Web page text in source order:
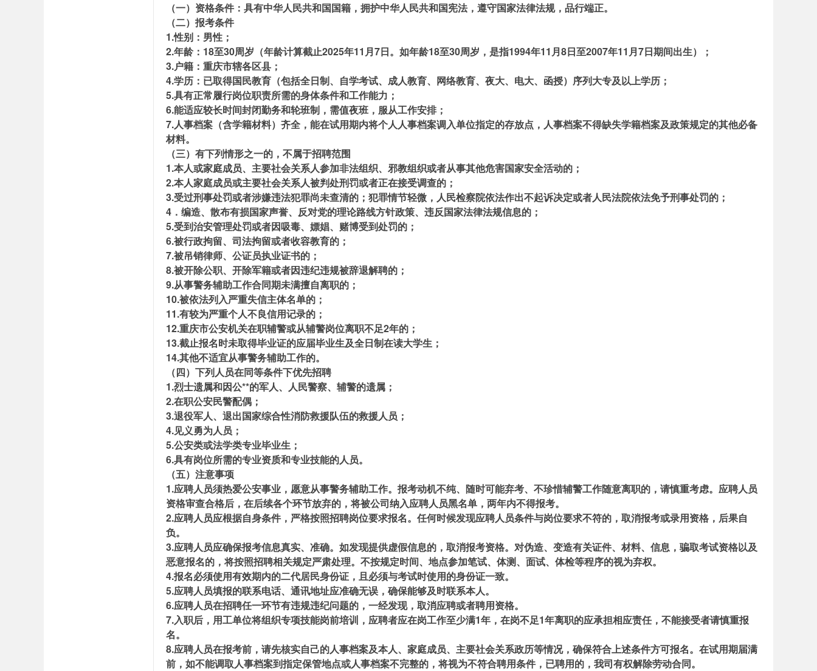
（一）资格条件：具有中华人民共和国国籍，拥护中华人民共和国宪法，遵守国家法律法规，品行端正。
（二）报考条件
1.性别：男性；
2.年龄：18至30周岁（年龄计算截止2025年11月7日。如年龄18至30周岁，是指1994年11月8日至2007年11月7日期间出生）；
3.户籍：重庆市辖各区县；
4.学历：已取得国民教育（包括全日制、自学考试、成人教育、网络教育、夜大、电大、函授）序列大专及以上学历；
5.具有正常履行岗位职责所需的身体条件和工作能力；
6.能适应较长时间封闭勤务和轮班制，需值夜班，服从工作安排；
7.人事档案（含学籍材料）齐全，能在试用期内将个人人事档案调入单位指定的存放点，人事档案不得缺失学籍档案及政策规定的其他必备
材料。
（三）有下列情形之一的，不属于招聘范围
1.本人或家庭成员、主要社会关系人参加非法组织、邪教组织或者从事其他危害国家安全活动的；
2.本人家庭成员或主要社会关系人被判处刑罚或者正在接受调查的；
3.受过刑事处罚或者涉嫌违法犯罪尚未查清的；犯罪情节轻微，人民检察院依法作出不起诉决定或者人民法院依法免予刑事处罚的；
4．编造、散布有损国家声誉、反对党的理论路线方针政策、违反国家法律法规信息的；
5.受到治安管理处罚或者因吸毒、嫖娼、赌博受到处罚的；
6.被行政拘留、司法拘留或者收容教育的；
7.被吊销律师、公证员执业证书的；
8.被开除公职、开除军籍或者因违纪违规被辞退解聘的；
9.从事警务辅助工作合同期未满擅自离职的；
10.被依法列入严重失信主体名单的；
11.有较为严重个人不良信用记录的；
12.重庆市公安机关在职辅警或从辅警岗位离职不足2年的；
13.截止报名时未取得毕业证的应届毕业生及全日制在读大学生；
14.其他不适宜从事警务辅助工作的。
（四）下列人员在同等条件下优先招聘
1.烈士遗属和因公**的军人、人民警察、辅警的遗属；
2.在职公安民警配偶；
3.退役军人、退出国家综合性消防救援队伍的救援人员；
4.见义勇为人员；
5.公安类或法学类专业毕业生；
6.具有岗位所需的专业资质和专业技能的人员。
（五）注意事项
1.应聘人员须热爱公安事业，愿意从事警务辅助工作。报考动机不纯、随时可能弃考、不珍惜辅警工作随意离职的，请慎重考虑。应聘人员
资格审查合格后，在后续各个环节放弃的，将被公司纳入应聘人员黑名单，两年内不得报考。
2.应聘人员应根据自身条件，严格按照招聘岗位要求报名。任何时候发现应聘人员条件与岗位要求不符的，取消报考或录用资格，后果自
负。
3.应聘人员应确保报考信息真实、准确。如发现提供虚假信息的，取消报考资格。对伪造、变造有关证件、材料、信息，骗取考试资格以及
恶意报名的，将按照招聘相关规定严肃处理。不按规定时间、地点参加笔试、体测、面试、体检等程序的视为弃权。
4.报名必须使用有效期内的二代居民身份证，且必须与考试时使用的身份证一致。
5.应聘人员填报的联系电话、通讯地址应准确无误，确保能够及时联系本人。
6.应聘人员在招聘任一环节有违规违纪问题的，一经发现，取消应聘或者聘用资格。
7.入职后，用工单位将组织专项技能岗前培训，应聘者应在岗工作至少满1年，在岗不足1年离职的应承担相应责任，不能接受者请慎重报
名。
8.应聘人员在报考前，请先核实自己的人事档案及本人、家庭成员、主要社会关系政历等情况，确保符合上述条件方可报名。在试用期届满
前，如不能调取人事档案到指定保管地点或人事档案不完整的，将视为不符合聘用条件，已聘用的，我司有权解除劳动合同。